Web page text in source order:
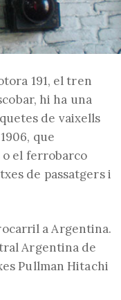
191, el tren
hi ha una
de vaixells
que
el ferrobarco
de passatgers i
a Argentina.
Argentina de
Pullman Hitachi